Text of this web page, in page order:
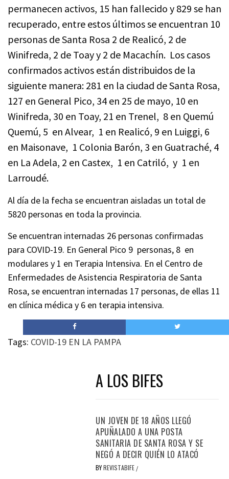
permanecen activos, 15 han fallecido y 829 se han
recuperado, entre estos últimos se encuentran 10
personas de Santa Rosa 2 de Realicó, 2 de
Winifreda, 2 de Toay y 2 de Macachín. Los casos
confirmados activos están distribuidos de la
siguiente manera: 281 en la ciudad de Santa Rosa,
127 en General Pico, 34 en 25 de mayo, 10 en
Winifreda, 30 en Toay, 21 en Trenel, 8 en Quemú
Quemú, 5 en Alvear, 1 en Realicó, 9 en Luiggi, 6
en Maisonave, 1 Colonia Barón, 3 en Guatraché, 4
en La Adela, 2 en Castex, 1 en Catriló, y 1 en
Larroudé.
Al día de la fecha se encuentran aisladas un total de
5820 personas en toda la provincia.
Se encuentran internadas 26 personas confirmadas
para COVID-19. En General Pico 9 personas, 8 en
modulares y 1 en Terapia Intensiva. En el Centro de
Enfermedades de Asistencia Respiratoria de Santa
Rosa, se encuentran internadas 17 personas, de ellas 11
en clínica médica y 6 en terapia intensiva.
Tags: COVID-19 EN LA PAMPA
A LOS BIFES
UN JOVEN DE 18 AÑOS LLEGÓ
APUÑALADO A UNA POSTA
SANITARIA DE SANTA ROSA Y SE
NEGÓ A DECIR QUIÉN LO ATACÓ
BYREVISTABIFE /